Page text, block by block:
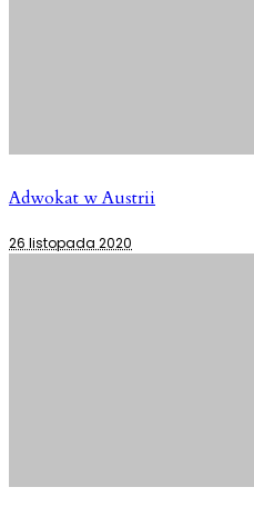
Adwokat w Austrii
26 listopada 2020